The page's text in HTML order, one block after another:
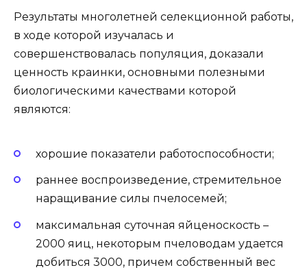
Результаты многолетней селекционной работы,
в ходе которой изучалась и
совершенствовалась популяция, доказали
ценность краинки, основными полезными
биологическими качествами которой
являются:
хорошие показатели работоспособности;
раннее воспроизведение, стремительное
наращивание силы пчелосемей;
максимальная суточная яйценоскость –
2000 яиц, некоторым пчеловодам удается
добиться 3000, причем собственный вес